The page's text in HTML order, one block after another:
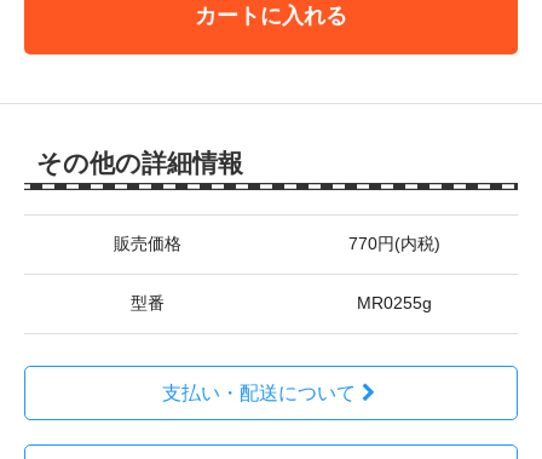
カートに入れる
その他の詳細情報
販売価格 770円(内税)
型番 MR0255g
支払い・配送について